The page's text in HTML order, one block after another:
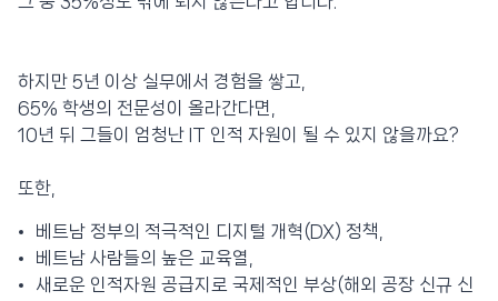
하지만 5년 이상 실무에서 경험을 쌓고,
65% 학생의 전문성이 올라간다면,
10년 뒤 그들이 엄청난 IT 인적 자원이 될 수 있지 않을까요?
또한,
베트남 정부의 적극적인 디지털 개혁(DX) 정책,
베트남 사람들의 높은 교육열,
새로운 인적자원 공급지로 국제적인 부상(해외 공장 신규 신